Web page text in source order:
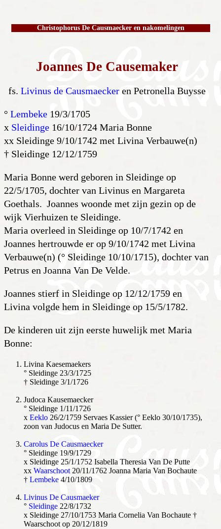
Christophorus De Causmaecker en nakomelingen
Joannes De Causemaker
fs. Livinus de Causmaeckeren Petronella Buysse
° Lembeke 19/3/1705
x Sleidinge 16/10/1724 Maria Bonne
xx Sleidinge 9/10/1742 met Livina Verbauwe(n)
† Sleidinge 12/12/1759
Maria Bonne werd geboren in Sleidinge op
22/5/1705, dochter van Livinus en Margareta
Goethals. Joannes woonde met zijn gezin op de
wijk Vierhuizen te Sleidinge.
Maria overleed in Sleidinge op 10/7/1742 en
Joannes hertrouwde er op 9/10/1742 met Livina
Verbauwe(n) (° Sleidinge 10/10/1715), dochter van
Petrus en Joanna Van De Velde.
Joannes stierf in Sleidinge op 12/12/1759 en
Livina volgde hem in Sleidinge op 15/5/1782.
De kinderen uit zijn eerste huwelijk met Maria
Bonne:
Livina Kaesemaekers
° Sleidinge 23/3/1725
† Sleidinge 3/1/1726
Judoca Kausemaecker
° Sleidinge 1/11/1726
x Eeklo 26/2/1759 Servaes Kassier (° Eeklo 30/10/1735),
zoon van Judocus en Maria De Sutter.
Carolus De Causmaecker
° Sleidinge 19/9/1729
x Sleidinge 25/1/1752 Isabella Theresia Van De Putte
xx Waarschoot20/11/1762 Joanna Maria Van Bochaute
† Lembeke 4/10/1809
Livinus De Causmaeker
° Sleidinge 22/8/1732
x Sleidinge 27/10/1753 Maria Cornelia Van Bochaute †
Waarschoot op 20/12/1819